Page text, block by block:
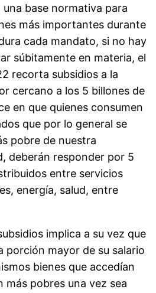
base normativa para
más importantes durante
cada mandato, si no hay
súbitamente en materia, el
recorta subsidios a la
cercano a los 5 billones de
en que quienes consumen
que por lo general se
pobre de nuestra
deberán responder por 5
entre servicios
energía, salud, entre
implica a su vez que
porción mayor de su salario
bienes que accedían
más pobres una vez sea